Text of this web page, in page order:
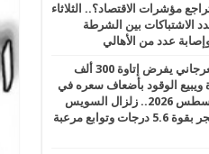
مؤشرات الاقتصاد؟.. الثلاثاء
2026.. تجدد الاشتباكات بين الشرطة
عدد من الأهالي
“تجارة بالدم والألم”العرجاني يفرض إتاوة 300 ألف
ويبيع الوقود بأضعاف سعره في
إسرائيل.. الاثنين 3 أغسطس 2026.. زلزال السويس
المدمر مع ساعات الفجر بقوة 5.6 درجات وتوابع مرعبة